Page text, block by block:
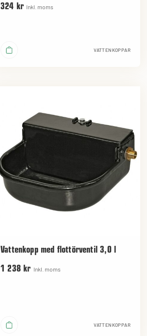
324 kr Inkl. moms
VATTENKOPPAR
Vattenkopp med flottörventil 3,0 l
1 238 kr Inkl. moms
VATTENKOPPAR